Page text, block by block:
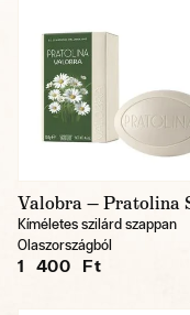
Valobra — Pratolina
Kíméletes szilárd szappan
Olaszországból
1 400 Ft